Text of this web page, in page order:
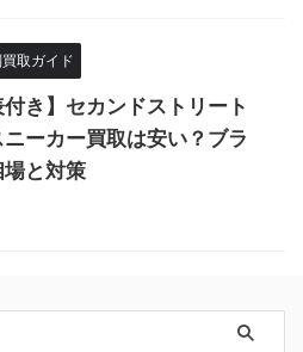
取ガイド
付き】セカンドストリート
ーカー買取は安い？ブラ
場と対策